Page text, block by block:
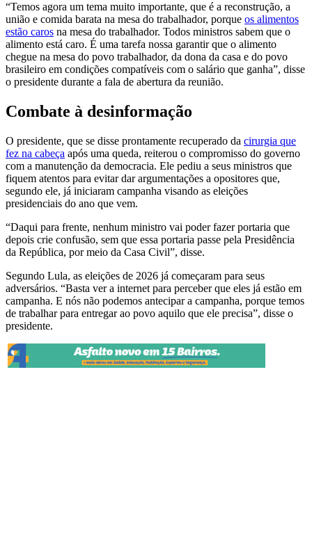
“Temos agora um tema muito importante, que é a reconstrução, a
união e comida barata na mesa do trabalhador, porque os alimentos
estão caros na mesa do trabalhador. Todos ministros sabem que o
alimento está caro. É uma tarefa nossa garantir que o alimento
chegue na mesa do povo trabalhador, da dona da casa e do povo
brasileiro em condições compatíveis com o salário que ganha”, disse
o presidente durante a fala de abertura da reunião.
Combate à desinformação
O presidente, que se disse prontamente recuperado da cirurgia que
fez na cabeça após uma queda, reiterou o compromisso do governo
com a manutenção da democracia. Ele pediu a seus ministros que
fiquem atentos para evitar dar argumentações a opositores que,
segundo ele, já iniciaram campanha visando as eleições
presidenciais do ano que vem.
“Daqui para frente, nenhum ministro vai poder fazer portaria que
depois crie confusão, sem que essa portaria passe pela Presidência
da República, por meio da Casa Civil”, disse.
Segundo Lula, as eleições de 2026 já começaram para seus
adversários. “Basta ver a internet para perceber que eles já estão em
campanha. E nós não podemos antecipar a campanha, porque temos
de trabalhar para entregar ao povo aquilo que ele precisa”, disse o
presidente.